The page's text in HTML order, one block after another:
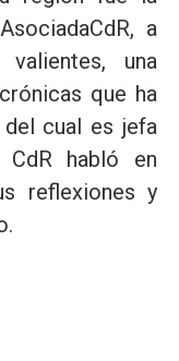
a
una
que ha
cual es jefa
habló en
reflexiones y